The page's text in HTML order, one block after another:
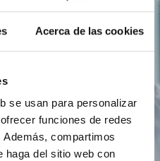
Acerca de las cookies
se usan para personalizar
funciones de redes
compartimos
haga del sitio web con